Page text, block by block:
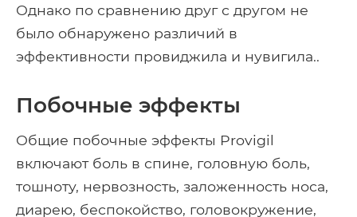
Однако по сравнению друг с другом не
было обнаружено различий в
эффективности провиджила и нувигила..
Побочные эффекты
Общие побочные эффекты Provigil
включают боль в спине, головную боль,
тошноту, нервозность, заложенность носа,
диарею, беспокойство, головокружение,